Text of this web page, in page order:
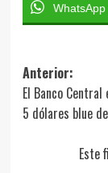
WhatsApp
de
entradas
Anterior:
El Banco
5 dólares blue
Este